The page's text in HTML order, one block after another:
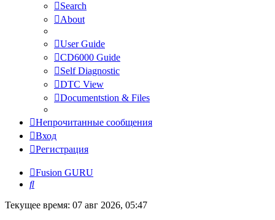
Search
About
User Guide
CD6000 Guide
Self Diagnostic
DTC View
Documentstion & Files
Непрочитанные сообщения
Вход
Регистрация
Fusion GURU
Поиск
Текущее время: 07 авг 2026, 05:47